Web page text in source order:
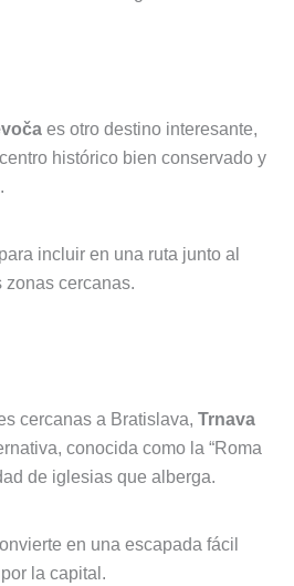
es otro destino interesante,
histórico bien conservado y
incluir en una ruta junto al
zonas cercanas.
cercanas a Bratislava, Trnava
conocida como la “Roma
de iglesias que alberga.
en una escapada fácil
la capital.